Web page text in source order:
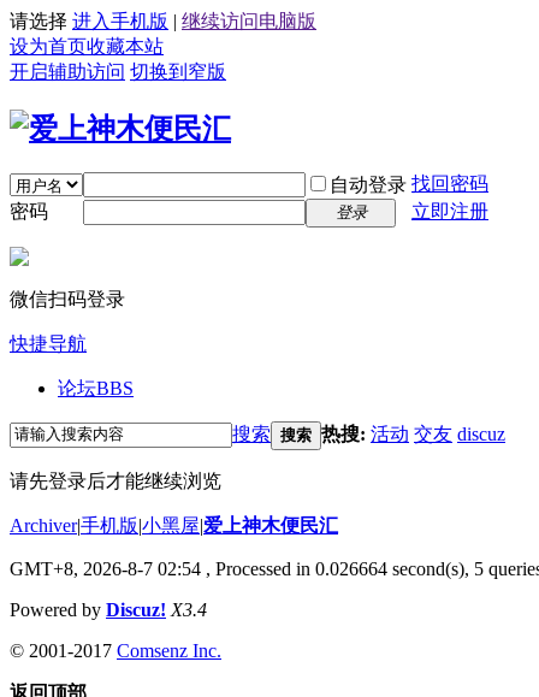
请选择 进入手机版 | 继续访问电脑版
设为首页收藏本站
开启辅助访问 切换到窄版
自动登录 找回密码
密码
登录 立即注册
微信扫码登录
快捷导航
论坛BBS
搜索 搜索 热搜: 活动 交友 discuz
请先登录后才能继续浏览
Archiver|手机版|小黑屋|爱上神木便民汇
GMT+8, 2026-8-7 02:54 , Processed in 0.026664 second(s), 5
Powered by Discuz! X3.4
© 2001-2017 Comsenz Inc.
返回顶部